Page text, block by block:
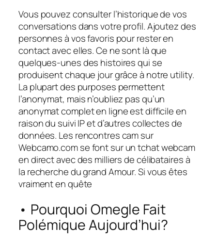
Vous pouvez consulter l’historique de vos
conversations dans votre profil. Ajoutez des
personnes à vos favoris pour rester en
contact avec elles. Ce ne sont là que
quelques-unes des histoires qui se
produisent chaque jour grâce à notre utility.
La plupart des purposes permettent
l’anonymat, mais n’oubliez pas qu’un
anonymat complet en ligne est difficile en
raison du suivi IP et d’autres collectes de
données. Les rencontres cam sur
Webcamo.com se font sur un tchat webcam
en direct avec des milliers de célibataires à
la recherche du grand Amour. Si vous êtes
vraiment en quête
• Pourquoi Omegle Fait
Polémique Aujourd’hui?